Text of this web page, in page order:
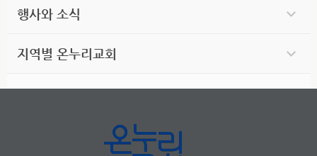
행사와 소식
지역별 온누리교회